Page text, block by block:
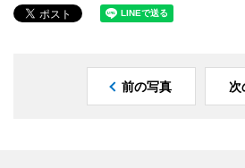
前の写真 次